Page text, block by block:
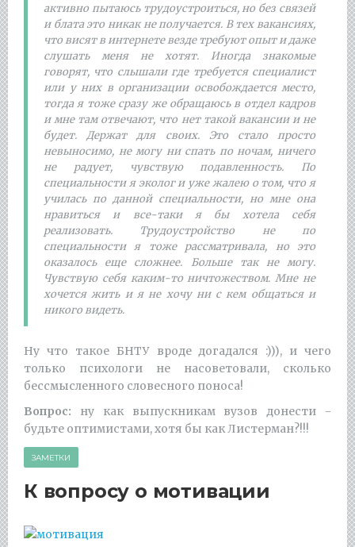
активно пытаюсь трудоустроиться, но без связей
и блата это никак не получается. В тех вакансиях,
что висят в интернете везде требуют опыт и даже
слушать меня не хотят. Иногда знакомые
говорят, что слышали где требуется специалист
или у них в организации освобождается место,
тогда я тоже сразу же обращаюсь в отдел кадров
и мне там отвечают, что нет такой вакансии и не
будет. Держат для своих. Это стало просто
невыносимо, не могу ни спать по ночам, ничего
не радует, чувствую подавленность. По
специальности я эколог и уже жалею о том, что я
училась по данной специальности, но мне она
нравиться и все-таки я бы хотела себя
реализовать. Трудоустройство не по
специальности я тоже рассматривала, но это
оказалось еще сложнее. Больше так не могу.
Чувствую себя каким-то ничтожеством. Мне не
хочется жить и я не хочу ни с кем общаться и
никого видеть.
Ну что такое БНТУ вроде догадался :))), и чего
только психологи не насоветовали, сколько
бессмысленного словесного поноса!
Вопрос: ну как выпускникам вузов донести -
будьте оптимистами, хотя бы как Листерман?!!!
ЗАМЕТКИ
К вопросу о мотивации